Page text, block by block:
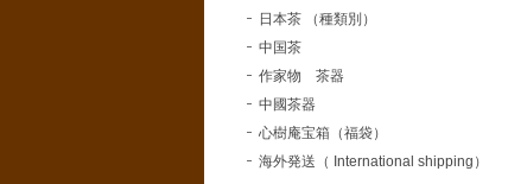
日本茶 （種類別）
中国茶
作家物 茶器
中國茶器
心樹庵宝箱（福袋）
海外発送（ International shipping）